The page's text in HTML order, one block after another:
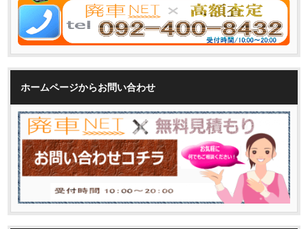
ホームページからお問い合わせ